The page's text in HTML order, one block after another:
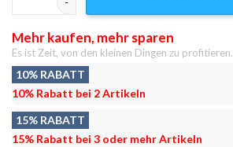
Mehr kaufen, mehr sparen
Es ist Zeit, von den kleinen Dingen zu profitieren.
10% RABATT
10% Rabatt bei 2 Artikeln
15% RABATT
15% Rabatt bei 3 oder mehr Artikeln